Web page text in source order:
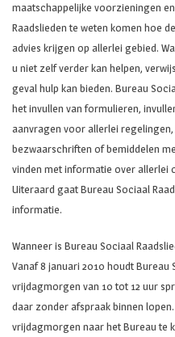
maatschappelijke voorzieningen
Raadslieden te weten komen hoe
advies krijgen op allerlei gebied.
u niet zelf verder kan helpen,
geval hulp kan bieden. Bureau
het invullen van formulieren,
aanvragen voor allerlei
bezwaarschriften of bemiddelen
vinden met informatie over allerlei
Uiteraard gaat Bureau Sociaal
informatie.
Wanneer is Bureau Sociaal
Vanaf 8 januari 2010 houdt Bureau
vrijdagmorgen van 10 tot 12 uur
daar zonder afspraak binnen
vrijdagmorgen naar het Bureau te